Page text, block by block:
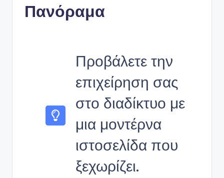
Πανόραμα
Προβάλετε την
επιχείρηση σας
στο διαδίκτυο με
μια μοντέρνα
ιστοσελίδα που
ξεχωρίζει.